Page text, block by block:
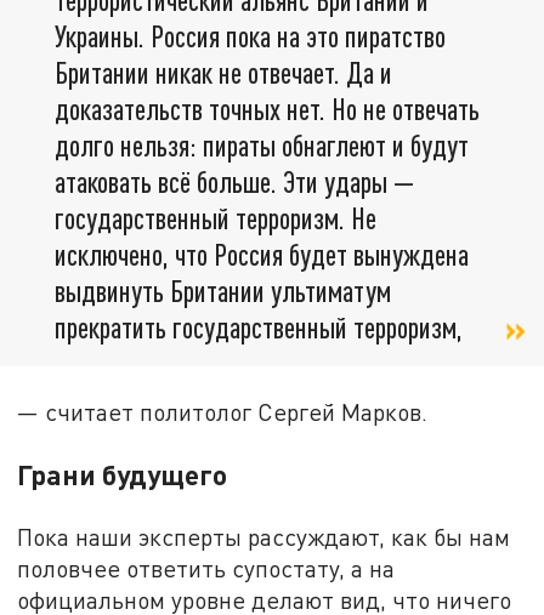
Украины. Россия пока на это пиратство
Британии никак не отвечает. Да и
доказательств точных нет. Но не отвечать
долго нельзя: пираты обнаглеют и будут
атаковать всё больше. Эти удары —
государственный терроризм. Не
исключено, что Россия будет вынуждена
выдвинуть Британии ультиматум
прекратить государственный терроризм,
— считает политолог Сергей Марков.
Грани будущего
Пока наши эксперты рассуждают, как бы нам
половчее ответить супостату, а на
официальном уровне делают вид, что ничего